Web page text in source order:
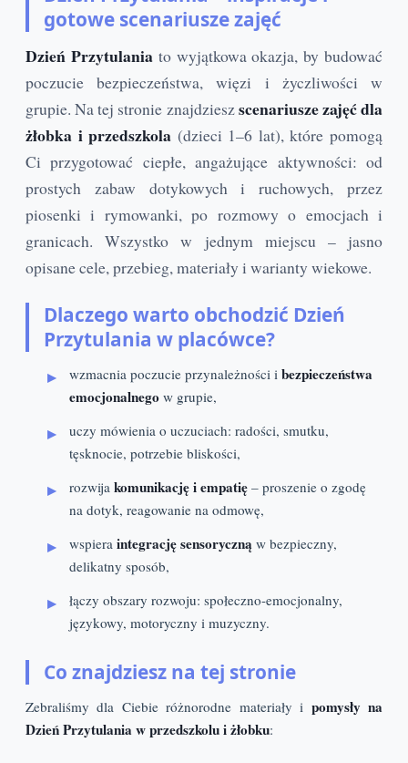
gotowe scenariusze zajęć
Dzień Przytulaniato wyjątkowa okazja, by budować
poczucie bezpieczeństwa, więzi i życzliwości w
grupie. Na tej stronie znajdzieszscenariusze zajęć dla
żłobka i przedszkola (dzieci 1–6 lat), które pomogą
Ci przygotować ciepłe, angażujące aktywności: od
prostych zabaw dotykowych i ruchowych, przez
piosenki i rymowanki, po rozmowy o emocjach i
granicach. Wszystko w jednym miejscu – jasno
opisane cele, przebieg, materiały i warianty wiekowe.
Dlaczego warto obchodzić Dzień
Przytulania w placówce?
wzmacnia poczucie przynależności i bezpieczeństwa
emocjonalnego w grupie,
uczy mówienia o uczuciach: radości, smutku,
tęsknocie, potrzebie bliskości,
rozwija komunikację i empatię – proszenie o zgodę
na dotyk, reagowanie na odmowę,
wspiera integrację sensoryczną w bezpieczny,
delikatny sposób,
łączy obszary rozwoju: społeczno-emocjonalny,
językowy, motoryczny i muzyczny.
Co znajdziesz na tej stronie
Zebraliśmy dla Ciebie różnorodne materiały i pomysły na
Dzień Przytulania w przedszkolu i żłobku: